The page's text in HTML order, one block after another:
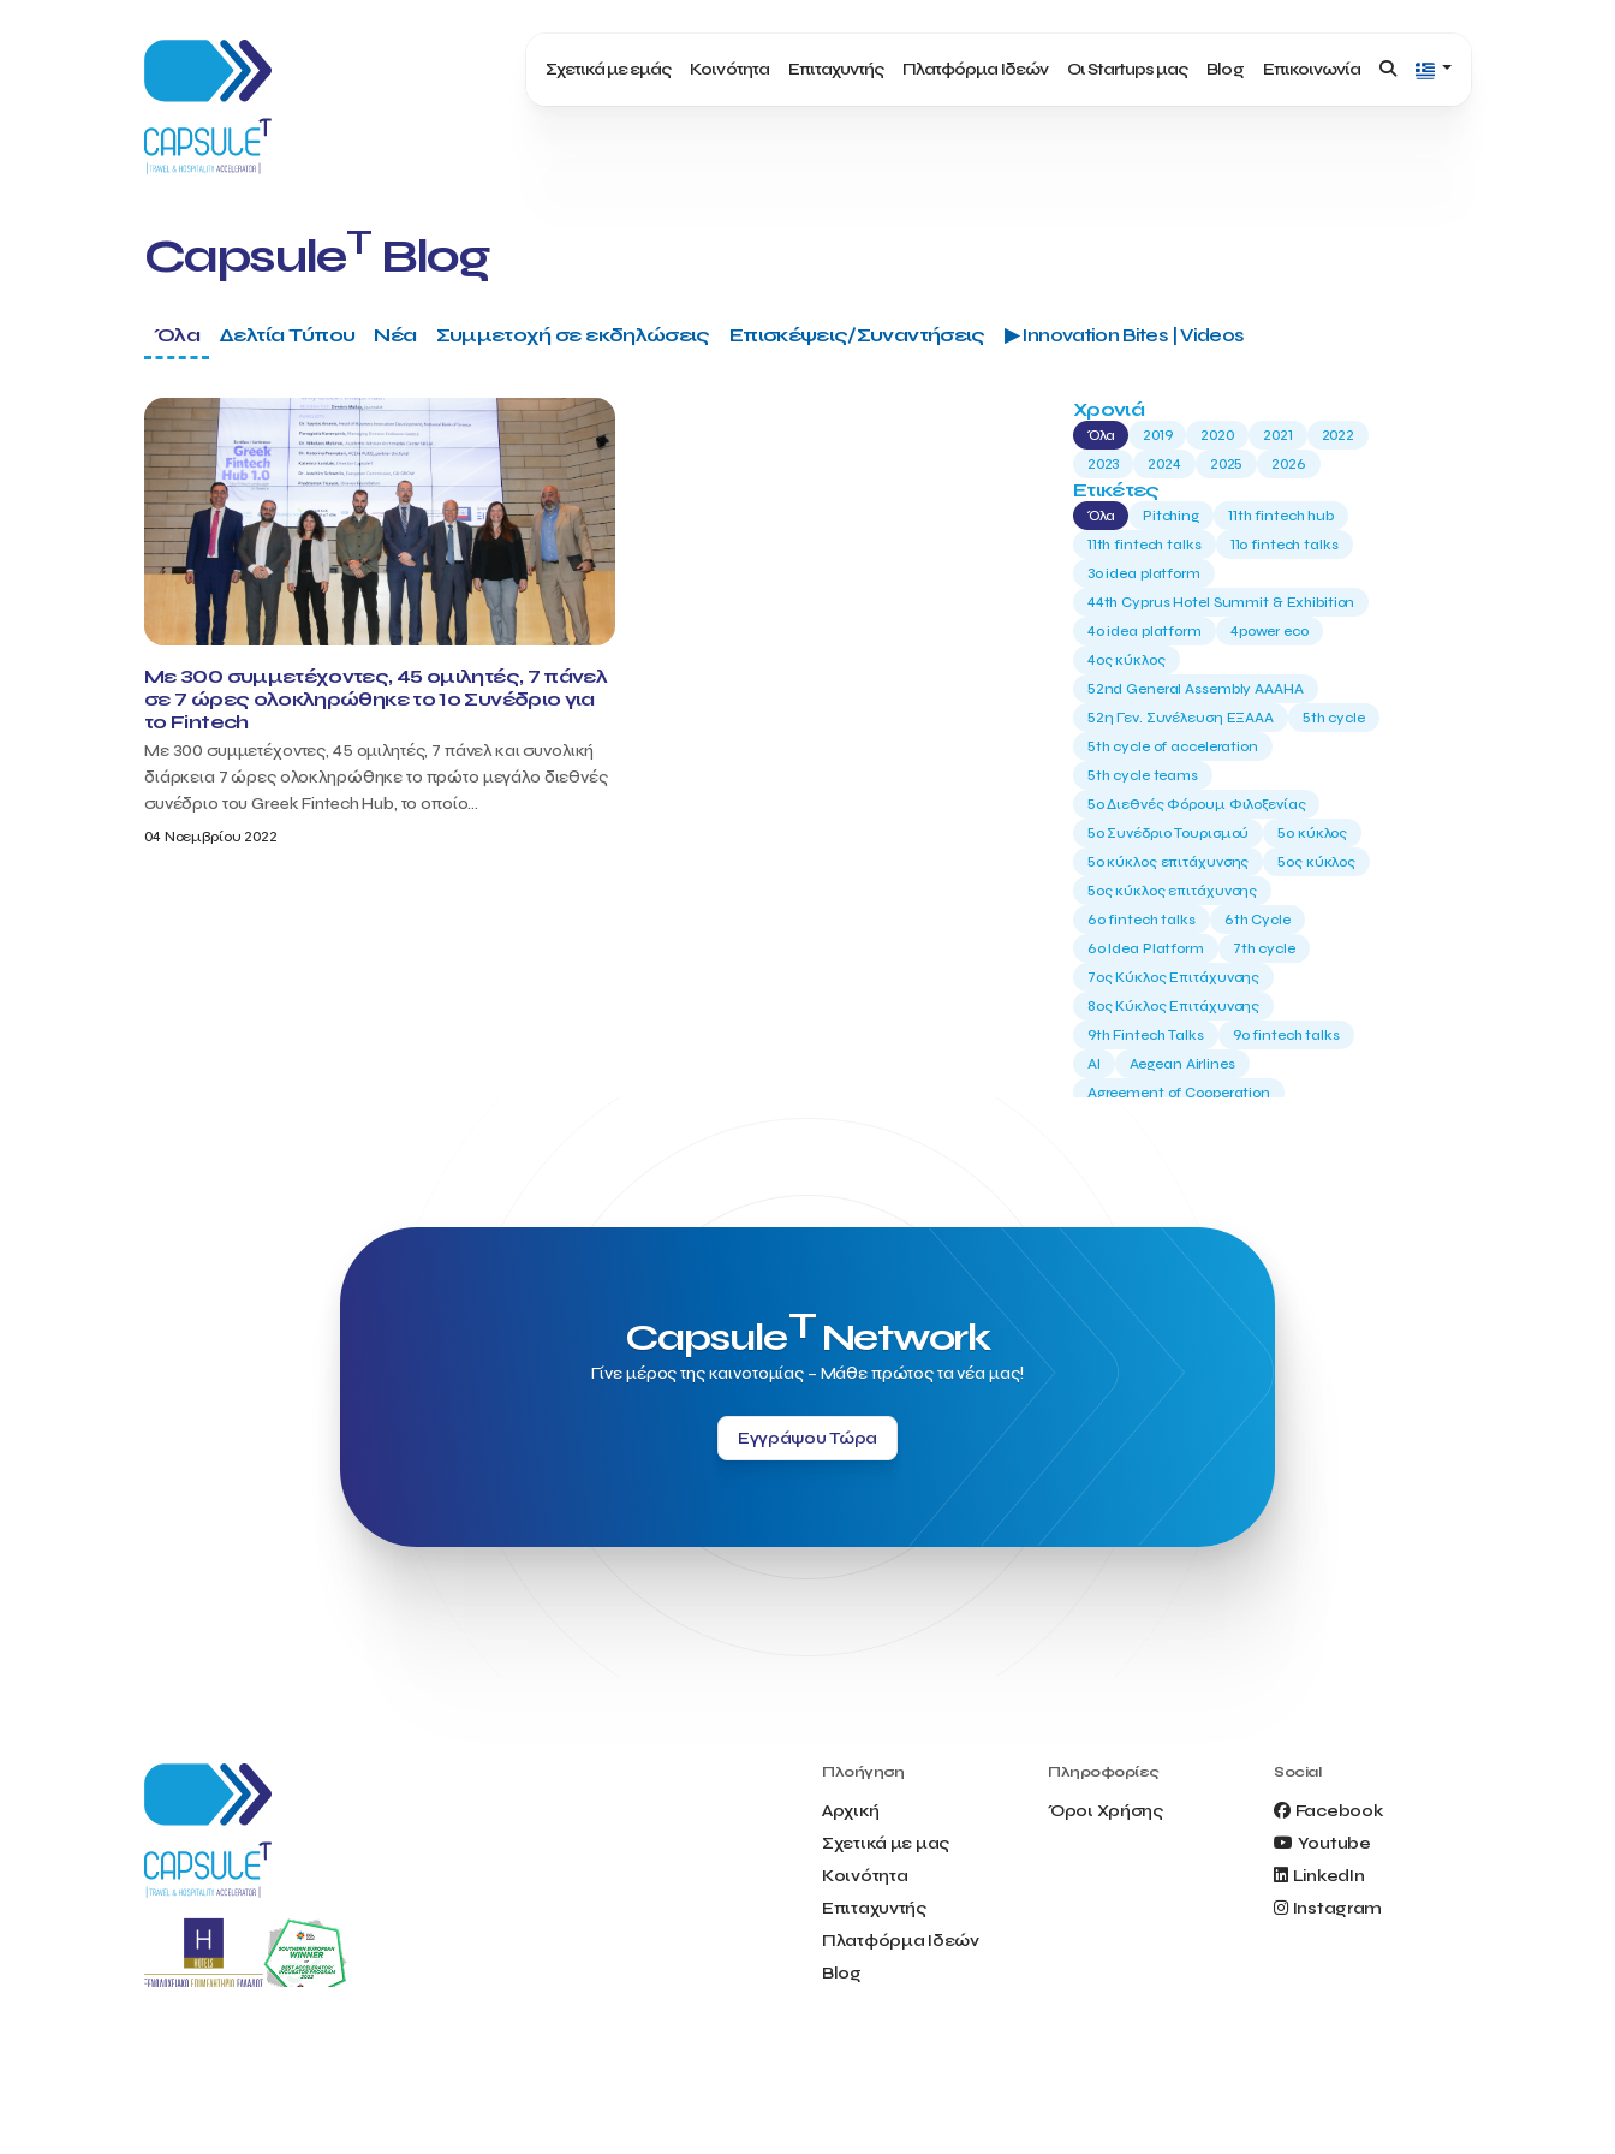
Σχετικά με εμάς Κοινότητα Επιταχυντής Πλατφόρμα Ιδεών Οι Startups μας Blog Επικοινωνία
CapsuleT Blog
Όλα Δελτία Τύπου Νέα Συμμετοχή σε εκδηλώσεις Επισκέψεις/Συναντήσεις ▶ Innovation Bites | Videos
Με 300 συμμετέχοντες, 45 ομιλητές, 7 πάνελ
σε 7 ώρες ολοκληρώθηκε το 1ο Συνέδριο για
το Fintech
Με 300 συμμετέχοντες, 45 ομιλητές, 7 πάνελ και συνολική
διάρκεια 7 ώρες ολοκληρώθηκε το πρώτο μεγάλο διεθνές
συνέδριο του Greek Fintech Hub, το οποίο...
04 Νοεμβρίου 2022
Χρονιά
Όλα 2019 2020 2021
2022
2023
2024 2025 2026
Ετικέτες
Όλα Pitching
11th fintech hub
11th fintech talks
11ο fintech talks
3o idea platform
44th Cyprus Hotel Summit & Exhibition
4o idea platform
4power eco
4ος κύκλος
52nd General Assembly AAAHA
52η Γεν. Συνέλευση ΕΞΑΑΑ
5th cycle
5th cycle of acceleration
5th cycle teams
5ο Διεθνές Φόρουμ Φιλοξενίας
5ο Συνέδριο Τουρισμού
5ο κύκλος
5ο κύκλος επιτάχυνσης
5ος κύκλος
5ος κύκλος επιτάχυνσης
6o fintech talks
6th Cycle
6ο Idea Platform
7th cycle
7ος Κύκλος Επιτάχυνσης
8ος Κύκλος Επιτάχυνσης
9th Fintech Talks
9ο fintech talks
AI
Aegean Airlines
Agreement of Cooperation
Amirandes Grecotel Boutique Resort
Angela Gerekou
Applications
Archimedes Center
Artificial Intelligence
Athens News Agency
Athens University of Economics &
Business
Best accelerator
Best incubator
Bizrupt
Booths 34-35
Borrn
Boutique Hotel
Cactus Royal Spa & Resort Hotel.
Campsaround
Canaves Oia Suites
Creta Maris
Creta Palm
Culture
Deliverback
CapsuleTNetwork
Γίνε μέρος της καινοτομίας – Μάθε πρώτος τα νέα μας!
Εγγράψου Τώρα
Πλοήγηση
Αρχική
Σχετικά με μας
Κοινότητα
Επιταχυντής
Πλατφόρμα Ιδεών
Blog
Πληροφορίες
Όροι Χρήσης
Social
Facebook
Youtube
LinkedIn
Instagram